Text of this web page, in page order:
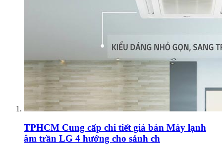
TPHCM Cung cấp chi tiết giá bán Máy lạnh
âm trần LG 4 hướng cho sảnh ch